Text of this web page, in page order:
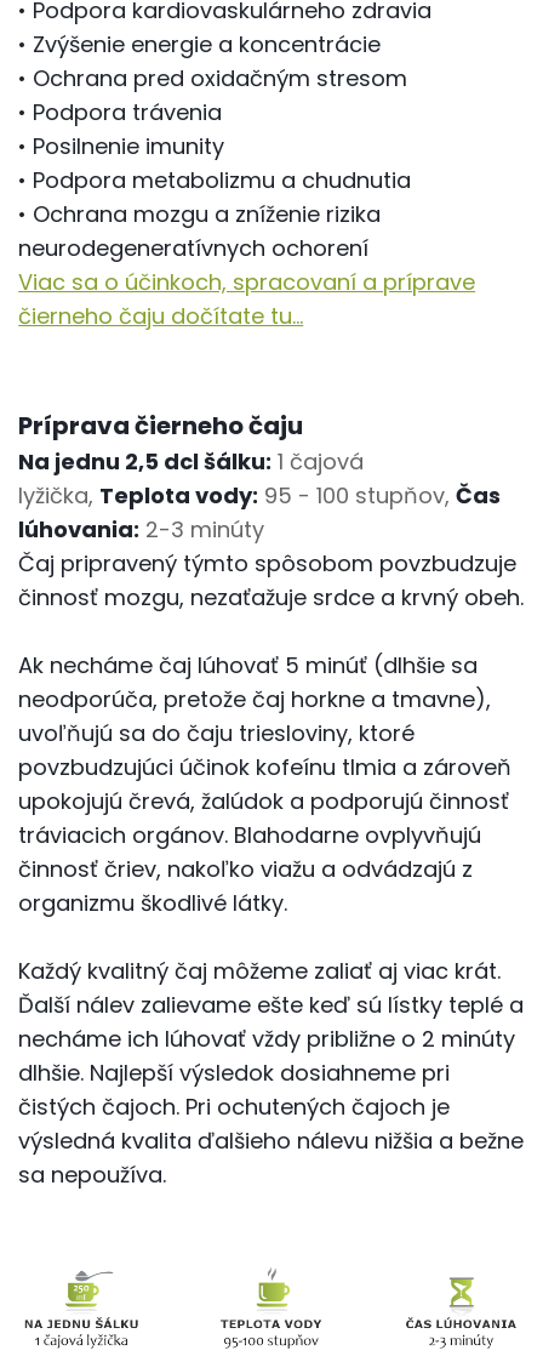
• Podpora kardiovaskulárneho zdravia
• Zvýšenie energie a koncentrácie
• Ochrana pred oxidačným stresom
• Podpora trávenia
• Posilnenie imunity
• Podpora metabolizmu a chudnutia
• Ochrana mozgu a zníženie rizika
neurodegeneratívnych ochorení
Viac sa o účinkoch, spracovaní a príprave
čierneho čaju dočítate tu...
Príprava čierneho čaju
Na jednu 2,5 dcl šálku: 1 čajová
lyžička, Teplota vody: 95 - 100 stupňov,Čas
lúhovania: 2-3 minúty
Čaj pripravený týmto spôsobom povzbudzuje
činnosť mozgu, nezaťažuje srdce a krvný obeh.
Ak necháme čaj lúhovať 5 minúť (dlhšie sa
neodporúča, pretože čaj horkne a tmavne),
uvoľňujú sa do čaju triesloviny, ktoré
povzbudzujúci účinok kofeínu tlmia a zároveň
upokojujú črevá, žalúdok a podporujú činnosť
tráviacich orgánov. Blahodarne ovplyvňujú
činnosť čriev, nakoľko viažu a odvádzajú z
organizmu škodlivé látky.
Každý kvalitný čaj môžeme zaliať aj viac krát.
Ďalší nálev zalievame ešte keď sú lístky teplé a
necháme ich lúhovať vždy približne o 2 minúty
dlhšie. Najlepší výsledok dosiahneme pri
čistých čajoch. Pri ochutených čajoch je
výsledná kvalita ďalšieho nálevu nižšia a bežne
sa nepoužíva.